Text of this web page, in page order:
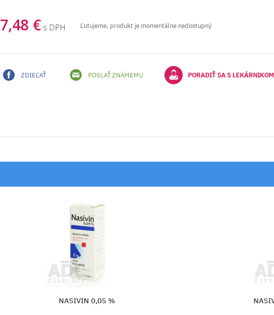
7,48 € s DPH Ľutujeme, produkt je momentálne nedostupný
ZDIEĽAŤ POSLAŤ ZNÁMEMU PORADIŤ SA S LEKÁRNIKOM
NASIVIN SOFT 0,025 %